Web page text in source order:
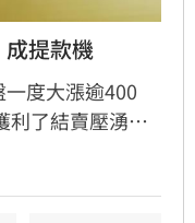
提款機
度大漲逾400
利了結賣壓湧
下跌170.79點，